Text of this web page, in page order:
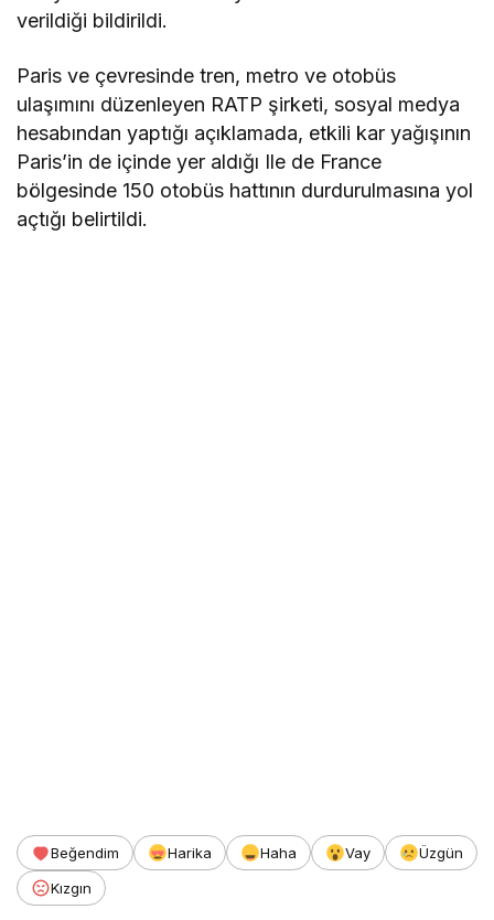
verildiği bildirildi.
Paris ve çevresinde tren, metro ve otobüs
ulaşımını düzenleyen RATP şirketi, sosyal medya
hesabından yaptığı açıklamada, etkili kar yağışının
Paris’in de içinde yer aldığı Ile de France
bölgesinde 150 otobüs hattının durdurulmasına yol
açtığı belirtildi.
Beğendim Harika Haha Vay
Üzgün
Kızgın